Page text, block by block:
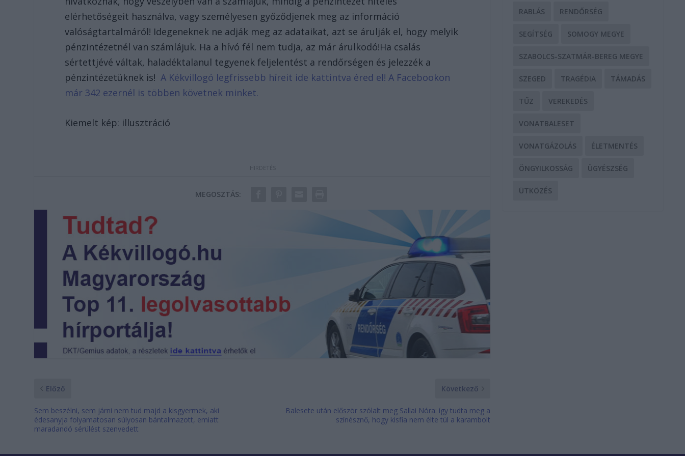
elérhetőségeit használva, vagy személyesen győződjenek meg az információ
valóságtartalmáról! Idegeneknek ne adják meg az adataikat, azt se árulják el, hogy melyik
pénzintézetnél van számlájuk. Ha a hívó fél nem tudja, az már árulkodó!Ha csalás
sértettjévé váltak, haladéktalanul tegyenek feljelentést a rendőrségen és jelezzék a
pénzintézetüknek is!A Kékvillogó legfrissebb híreit ide kattintva éred el! A Facebookon
már 342 ezernél is többen követnek minket.
Kiemelt kép: illusztráció
MEGOSZTÁS:
Előző
Sem beszélni, sem járni nem tud majd a kisgyermek, aki
édesanyja folyamatosan súlyosan bántalmazott, emiatt
maradandó sérülést szenvedett
Következő
Balesete után először szólalt meg Sallai Nóra: így tudta meg a
színésznő, hogy kisfia nem élte túl a karambolt
RABLÁS RENDŐRSÉG
SEGÍTSÉG SOMOGY MEGYE
SZABOLCS-SZATMÁR-BEREG MEGYE
SZEGED TRAGÉDIA TÁMADÁS
TŰZ VEREKEDÉS
VONATBALESET
VONATGÁZOLÁS ÉLETMENTÉS
ÖNGYILKOSSÁG ÜGYÉSZSÉG
ÜTKÖZÉS